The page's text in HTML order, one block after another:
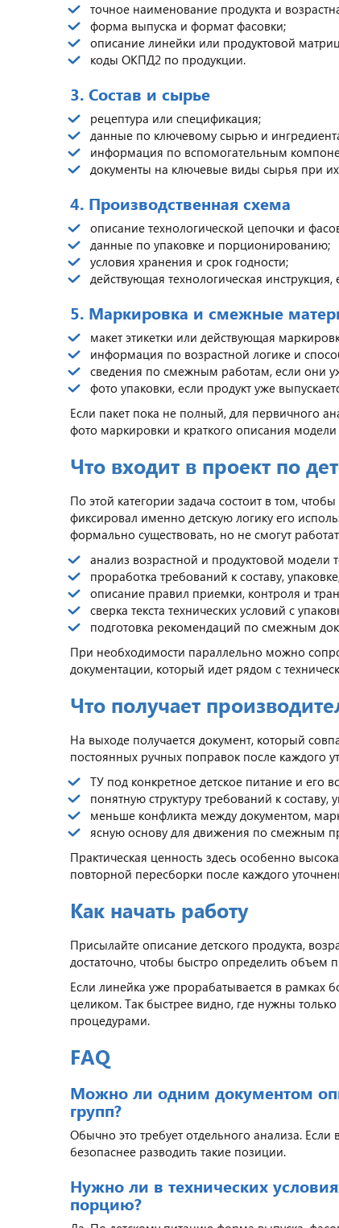
точное наименование продукта и
форма выпуска и формат фасовки;
описание линейки или продуктовой
коды ОКПД2 по продукции.
3. Состав и сырье
рецептура или спецификация;
данные по ключевому сырью и
информация по вспомогательным
документы на ключевые виды сырья при
4. Производственная схема
описание технологической цепочки и
данные по упаковке и порционированию;
условия хранения и срок годности;
действующая технологическая инструкция,
5. Маркировка и смежные
макет этикетки или действующая
информация по возрастной логике и
сведения по смежным работам, если они
фото упаковки, если продукт уже
Если пакет пока не полный, для первичного
фото маркировки и краткого описания модели
Что входит в проект по
По этой категории задача состоит в том,
фиксировал именно детскую логику его
формально существовать, но не смогут
анализ возрастной и продуктовой модели
проработка требований к составу,
описание правил приемки, контроля и
сверка текста технических условий с
подготовка рекомендаций по смежным
При необходимости параллельно можно
документации, который идет рядом с
Что получает
На выходе получается документ, который
постоянных ручных поправок после каждого
ТУ под конкретное детское питание и его
понятную структуру требований к составу,
меньше конфликта между документом,
ясную основу для движения по смежным
Практическая ценность здесь особенно
повторной пересборки после каждого
Как начать работу
Присылайте описание детского продукта,
достаточно, чтобы быстро определить объем
Если линейка уже прорабатывается в рамках
целиком. Так быстрее видно, где нужны
процедурами.
FAQ
Можно ли одним документом
групп?
Обычно это требует отдельного анализа.
безопаснее разводить такие позиции.
Нужно ли в технических
порцию?